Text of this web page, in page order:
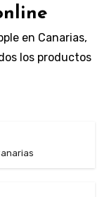
en Canarias,
los productos